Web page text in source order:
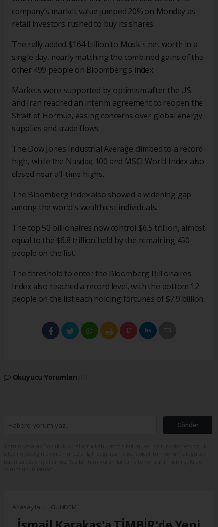
company’s market value jumped 20% on Monday as
retail investors rushed to buy its shares.
The rally added $164 billion to Musk's net worth in a
single day, nearly matching the combined gains of the
other 499 people on Bloomberg's index.
Markets were supported by optimism after the US
and Iran reached an interim agreement to reopen the
Strait of Hormuz, easing concerns over global energy
supplies and trade flows.
The Dow Jones Industrial Average climbed to a record
high, while the Nasdaq 100 and MSCI World Index also
closed near all-time highs.
The Bloomberg index also showed a widening gap
among the world's wealthiest individuals.
The top 50 billionaires now control $6.5 trillion, almost
equal to the $6.8 trillion held by the remaining 450
people on the list.
The threshold to enter the Bloomberg Billionaires
Index also reached a record level, with the bottom 12
people on the list each holding fortunes of $7.9 billion.
Okuyucu Yorumları
Gönder
Anasayfa GÜNDEM